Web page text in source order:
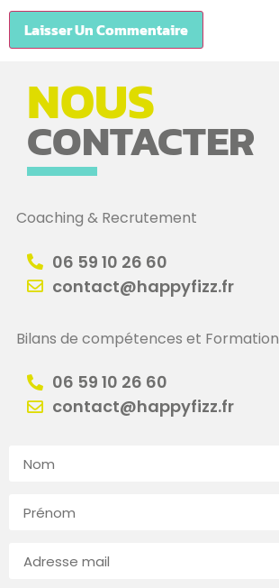
NOUS
CONTACTER
Coaching & Recrutement
06 59 10 26 60
contact@happyfizz.fr
Bilans de compétences et Formation
06 59 10 26 60
contact@happyfizz.fr